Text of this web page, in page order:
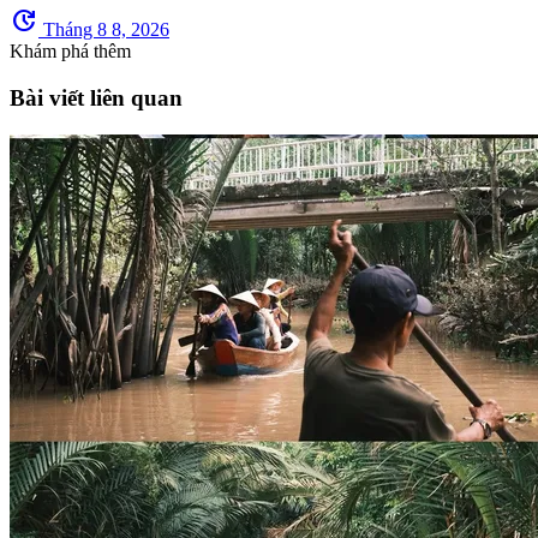
update Tháng 8 8, 2026
Khám phá thêm
Bài viết liên quan